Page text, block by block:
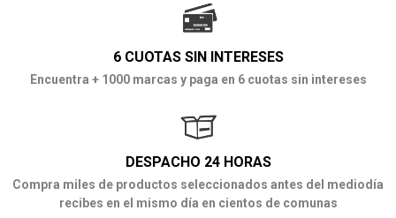
6 CUOTAS SIN INTERESES
Encuentra + 1000 marcas y paga en 6 cuotas sin intereses
DESPACHO 24 HORAS
Compra miles de productos seleccionados antes del mediodía
recibes en el mismo día en cientos de comunas